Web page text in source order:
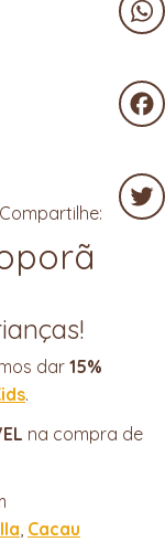
Compartilhe:
dar 15%
.
na compra de
, Cacau